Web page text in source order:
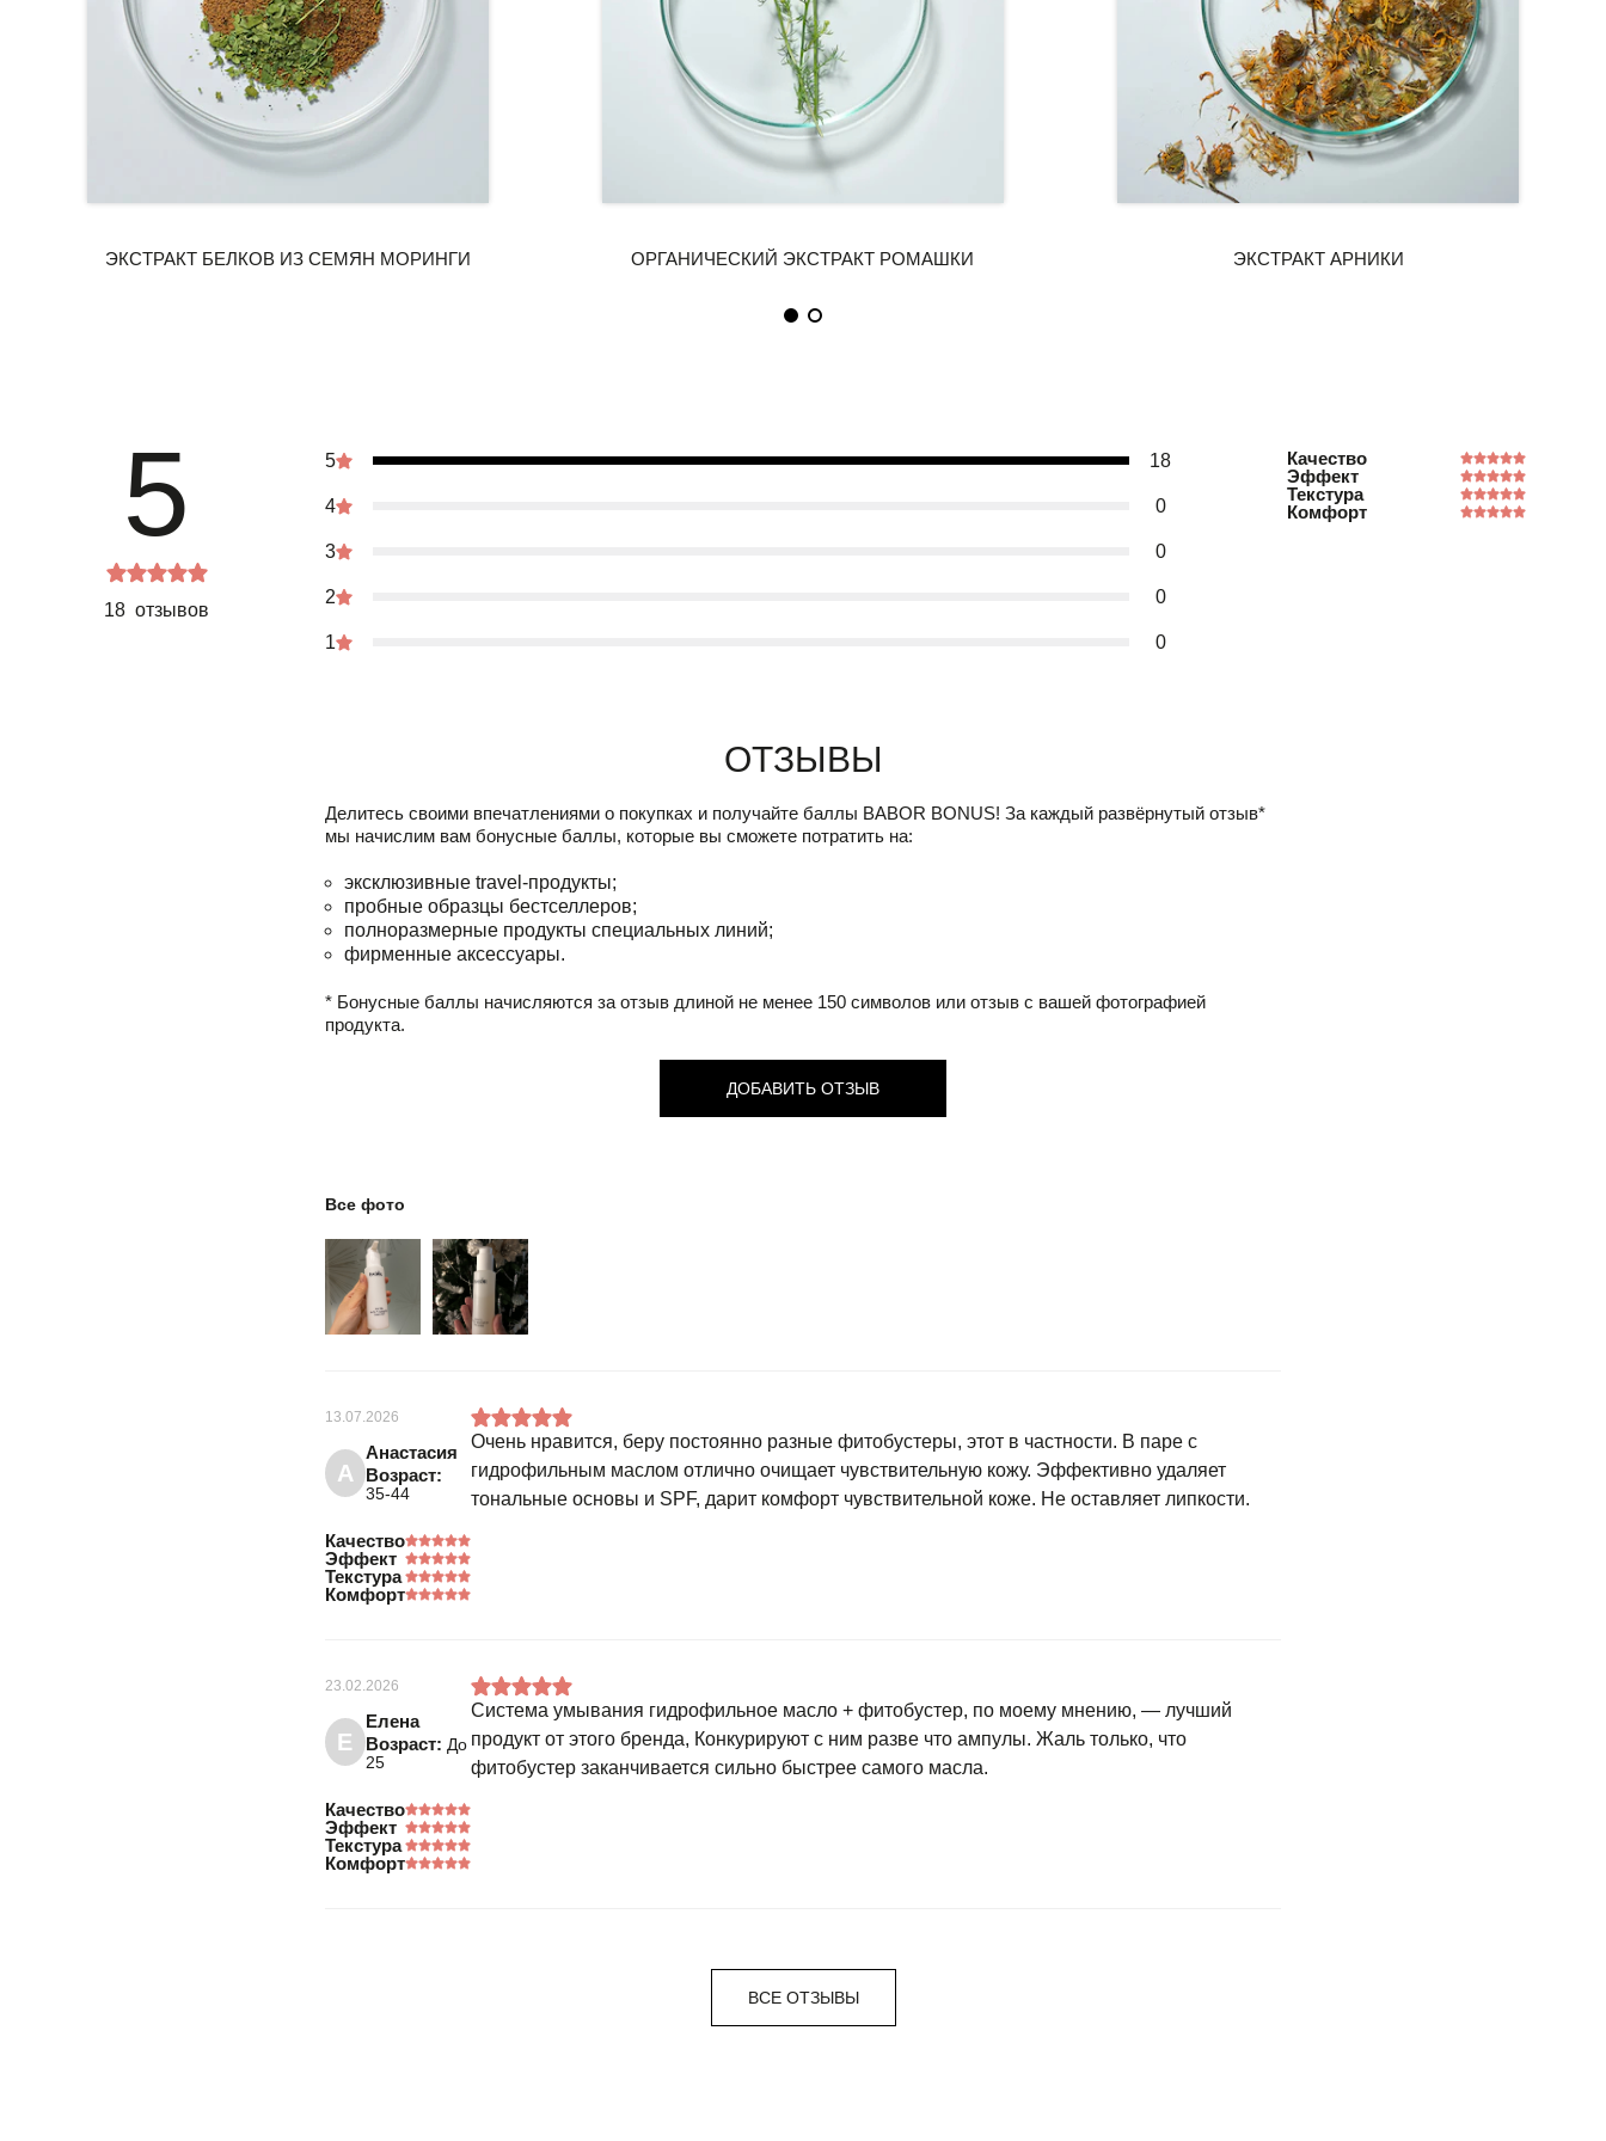
5
18 отзывов
5 18
4 0
3 0
2 0
1 0
Качество
Эффект
Текстура
Комфорт
Отзывы
Делитесь своими впечатлениями о покупках и получайте баллы BABOR BONUS! За каждый развёрнутый отзыв*
мы начислим вам бонусные баллы, которые вы сможете потратить на:
эксклюзивные travel-продукты;
пробные образцы бестселлеров;
полноразмерные продукты специальных линий;
фирменные аксессуары.
* Бонусные баллы начисляются за отзыв длиной не менее 150 символов или отзыв с вашей фотографией
продукта.
ДОБАВИТЬ ОТЗЫВ
Все фото
13.07.2026
А
Анастасия
Возраст:
35-44
Качество
Эффект
Текстура
Комфорт
Очень нравится, беру постоянно разные фитобустеры, этот в частности. В паре с
гидрофильным маслом отлично очищает чувствительную кожу. Эффективно удаляет
тональные основы и SPF, дарит комфорт чувствительной коже. Не оставляет липкости.
23.02.2026
Е
Елена
Возраст: До
25
Качество
Эффект
Текстура
Комфорт
Система умывания гидрофильное масло + фитобустер, по моему мнению, — лучший
продукт от этого бренда, Конкурируют с ним разве что ампулы. Жаль только, что
фитобустер заканчивается сильно быстрее самого масла.
ВСЕ ОТЗЫВЫ